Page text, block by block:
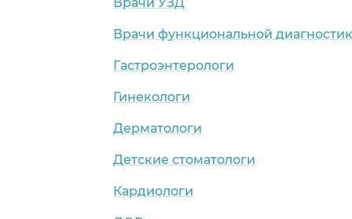
Врачи функциональной
Гастроэнтерологи
Гинекологи
Дерматологи
Детские стоматологи
Кардиологи